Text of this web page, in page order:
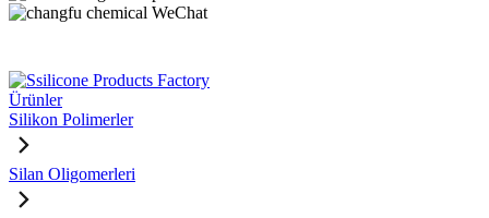
Ürünler
Silikon Polimerler
Silan Oligomerleri